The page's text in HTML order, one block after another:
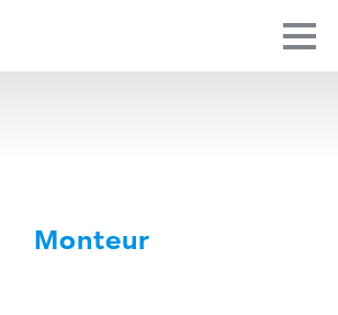
Monteur